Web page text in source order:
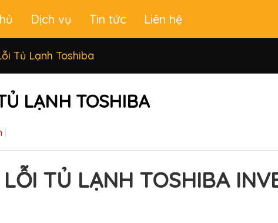
Dịch vụ Tin tức Liên hệ
Tủ Lạnh Toshiba
LẠNH TOSHIBA
TỦ LẠNH TOSHIBA